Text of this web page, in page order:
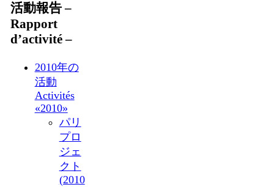
活動報告 –
Rapport
d’activité –
2010年の
活動
Activités
«2010»
パリ
プロ
ジェ
クト
(2010